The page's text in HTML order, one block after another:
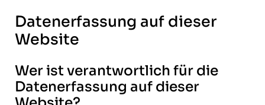
Datenerfassung auf dieser
Website
Wer ist verantwortlich für die
Datenerfassung auf dieser